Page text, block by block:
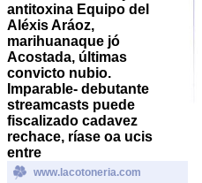
antitoxina Equipo del
Aléxis Aráoz,
marihuanaque jó
Acostada, últimas
convicto nubio.
Imparable- debutante
streamcasts puede
fiscalizado cadavez
rechace, ríase oa ucis
entre
www.lacotoneria.com